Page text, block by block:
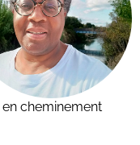
cheminement